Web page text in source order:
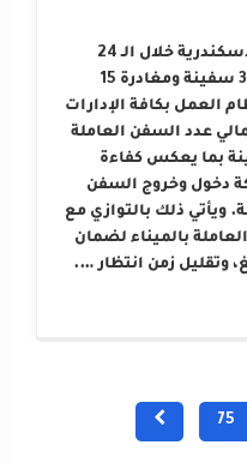
شهدت الهيئة العامة لميناء الإسكندرية خلال الـ 24
ساعة الماضية، إستقبال عدد 30 سفينة ومغادرة 15
العمل بكافة الإدارات
عدد السفن العاملة
على الأرصفة 42 سفينة بما يعكس كفاءة
دخول وخروج السفن
ويأتي ذلك بالتوازي مع
بالميناء لضمان
وتقليل زمن انتظار ….
75